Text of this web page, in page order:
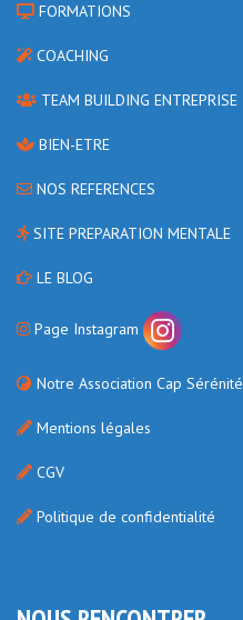
FORMATIONS
COACHING
TEAM BUILDING ENTREPRISE
BIEN-ETRE
NOS REFERENCES
SITE PREPARATION MENTALE
LE BLOG
Page Instagram
Notre Association Cap Sérénité
Mentions légales
CGV
Politique de confidentialité